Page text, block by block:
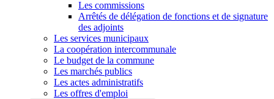
Les commissions
Arrêtés de délégation de fonctions et de signature
des adjoints
Les services municipaux
La coopération intercommunale
Le budget de la commune
Les marchés publics
Les actes administratifs
Les offres d'emploi